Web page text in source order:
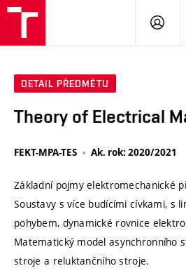
DETAIL PŘEDMĚTU
Theory of Electrical
FEKT-MPA-TES Ak. rok: 2020/2021
Základní pojmy elektromechanické
Soustavy s více budícími cívkami, s
pohybem, dynamické rovnice
Matematický model asynchronního
stroje a reluktančního stroje.